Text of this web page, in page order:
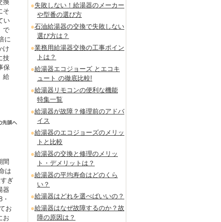
失敗しない！給湯器のメーカー
や型番の選び方
石油給湯器の交換で失敗しない
選び方は？
業務用給湯器交換の工事ポイン
トは？
給湯器エコジョーズ とエコキ
ュート の徹底比較!
給湯器リモコンの便利な機能
特集一覧
給湯器が故障？修理前のアドバ
イス
給湯器のエコジョーズのメリッ
トと比較
給湯器の交換と修理のメリッ
ト・デメリットは？
給湯器の平均寿命はどのくら
い？
給湯器はどれを選べばいいの？
給湯器はなぜ故障するのか？故
障の原因は？
換
そ
い
で
に
け
技
保
給
間
は
ぎ
器
お
お